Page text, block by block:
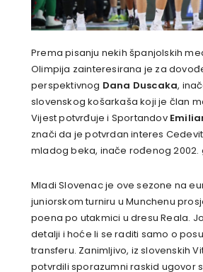
Prema pisanju nekih španjolskih
Olimpija zainteresirana je za
perspektivnog Dana Duscaka,
slovenskog košarkaša koji je član
Vijest potvrđuje i Sportandov
znači da je potvrdan interes
mladog beka, inače rođenog 2002.
Mladi Slovenac je ove sezone na
juniorskom turniru u Munchenu
poena po utakmici u dresu Reala.
detalji i hoće li se raditi samo o
transferu. Zanimljivo, iz slovenskih
potvrdili sporazumni raskid ugovor